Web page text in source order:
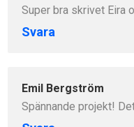
Super bra skrivet Eira
Svara
Emil Bergström
Spännande projekt!